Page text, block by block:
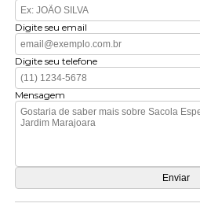
Digite seu email
Digite seu telefone
Mensagem